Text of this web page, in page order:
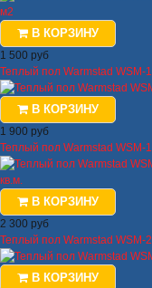
В КОРЗИНУ
1 500 руб
Теплый пол Warmstad WSM-
В КОРЗИНУ
1 900 руб
Теплый пол Warmstad WSM-
В КОРЗИНУ
2 300 руб
Теплый пол Warmstad WSM-
В КОРЗИНУ